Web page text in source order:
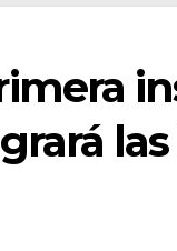
las